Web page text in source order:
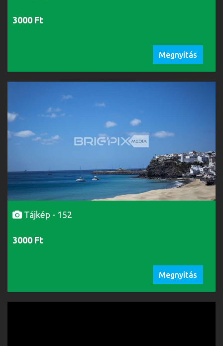
3000 Ft
Megnyitás
Tájkép - 152
3000 Ft
Megnyitás